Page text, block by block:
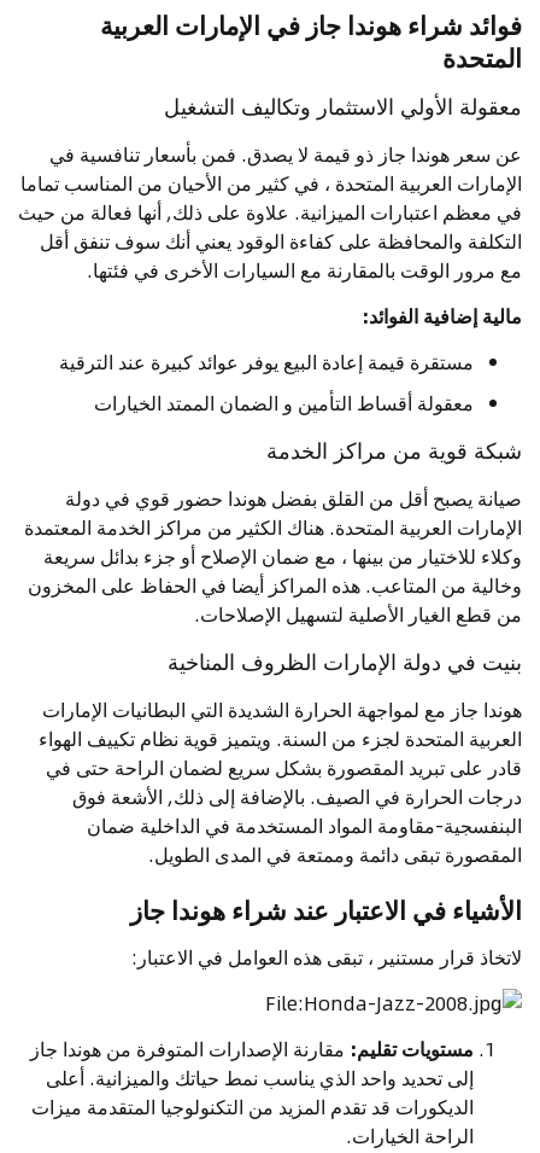
فوائد شراء هوندا جاز في الإمارات العربية
المتحدة
معقولة الأولي الاستثمار وتكاليف التشغيل
عن سعر هوندا جاز ذو قيمة لا يصدق. فمن بأسعار تنافسية في
الإمارات العربية المتحدة ، في كثير من الأحيان من المناسب تماما
في معظم اعتبارات الميزانية. علاوة على ذلك, أنها فعالة من حيث
التكلفة والمحافظة على كفاءة الوقود يعني أنك سوف تنفق أقل
مع مرور الوقت بالمقارنة مع السيارات الأخرى في فئتها.
مالية إضافية الفوائد:
مستقرة قيمة إعادة البيع يوفر عوائد كبيرة عند الترقية
معقولة أقساط التأمين و الضمان الممتد الخيارات
شبكة قوية من مراكز الخدمة
صيانة يصبح أقل من القلق بفضل هوندا حضور قوي في دولة
الإمارات العربية المتحدة. هناك الكثير من مراكز الخدمة المعتمدة
وكلاء للاختيار من بينها ، مع ضمان الإصلاح أو جزء بدائل سريعة
وخالية من المتاعب. هذه المراكز أيضا في الحفاظ على المخزون
من قطع الغيار الأصلية لتسهيل الإصلاحات.
بنيت في دولة الإمارات الظروف المناخية
هوندا جاز مع لمواجهة الحرارة الشديدة التي البطانيات الإمارات
العربية المتحدة لجزء من السنة. ويتميز قوية نظام تكييف الهواء
قادر على تبريد المقصورة بشكل سريع لضمان الراحة حتى في
درجات الحرارة في الصيف. بالإضافة إلى ذلك, الأشعة فوق
البنفسجية-مقاومة المواد المستخدمة في الداخلية ضمان
المقصورة تبقى دائمة وممتعة في المدى الطويل.
الأشياء في الاعتبار عند شراء هوندا جاز
لاتخاذ قرار مستنير ، تبقى هذه العوامل في الاعتبار:
مستويات تقليم: مقارنة الإصدارات المتوفرة من هوندا جاز
إلى تحديد واحد الذي يناسب نمط حياتك والميزانية. أعلى
الديكورات قد تقدم المزيد من التكنولوجيا المتقدمة ميزات
الراحة الخيارات.